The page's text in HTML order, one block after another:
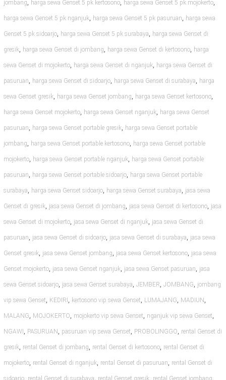
jombang, harga sewa Genset 5 pk kertosono, harga sewa Genset 5 pk mojokerto,
harga sewa Genset 5 pk nganjuk, harga sewa Genset 5 pk pasuruan, harga sewa
Genset 5 pk sidoarjo, harga sewa Genset 5 pk surabaya, harga sewa Genset di
gresik, harga sewa Genset di jombang, harga sewa Genset di kertosono, harga
sewa Genset di mojokerto, harga sewa Genset di nganjuk, harga sewa Genset di
pasuruan, harga sewa Genset di sidoarjo, harga sewa Genset di surabaya, harga
sewa Genset gresik, harga sewa Genset jombang, harga sewa Genset kertosono,
harga sewa Genset mojokerto, harga sewa Genset nganjuk, harga sewa Genset
pasuruan, harga sewa Genset portable gresik, harga sewa Genset portable
jombang, harga sewa Genset portable kertosono, harga sewa Genset portable
mojokerto, harga sewa Genset portable nganjuk, harga sewa Genset portable
pasuruan, harga sewa Genset portable sidoarjo, harga sewa Genset portable
surabaya, harga sewa Genset sidoarjo, harga sewa Genset surabaya, jasa sewa
Genset di gresik, jasa sewa Genset di jombang, jasa sewa Genset di kertosono, jasa
sewa Genset di mojokerto, jasa sewa Genset di nganjuk, jasa sewa Genset di
pasuruan, jasa sewa Genset di sidoarjo, jasa sewa Genset di surabaya, jasa sewa
Genset gresik, jasa sewa Genset jombang, jasa sewa Genset kertosono, jasa sewa
Genset mojokerto, jasa sewa Genset nganjuk, jasa sewa Genset pasuruan, jasa
sewa Genset sidoarjo, jasa sewa Genset surabaya, JEMBER, JOMBANG, jombang
vip sewa Genset, KEDIRI , kertosono vip sewa Genset, LUMAJANG, MADIUN ,
MALANG, MOJOKERTO, mojokerto vip sewa Genset, nganjuk vip sewa Genset,
NGAWI , PASURUAN , pasuruan vip sewa Genset, PROBOLINGGO, rental Genset di
gresik, rental Genset di jombang, rental Genset di kertosono, rental Genset di
mojokerto, rental Genset di nganjuk, rental Genset di pasuruan, rental Genset di
sidoarjo, rental Genset di surabaya, rental Genset gresik, rental Genset jombang,